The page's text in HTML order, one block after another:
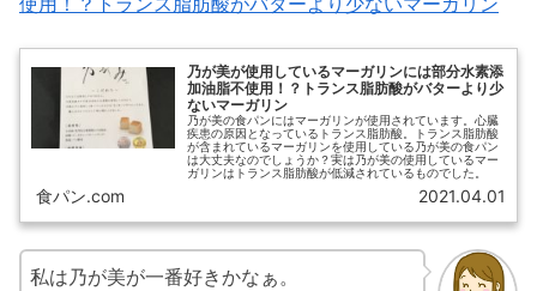
乃が美が使用しているマーガリンには部分水素添
加油脂不使用！？トランス脂肪酸がバターより少
ないマーガリン
乃が美の食パンにはマーガリンが使用されています。心臓
疾患の原因となっているトランス脂肪酸。トランス脂肪酸
が含まれているマーガリンを使用している乃が美の食パン
は大丈夫なのでしょうか？実は乃が美の使用しているマー
ガリンはトランス脂肪酸が低減されているものでした。
食パン.com 2021.04.01
私は乃が美が一番好きかなぁ。